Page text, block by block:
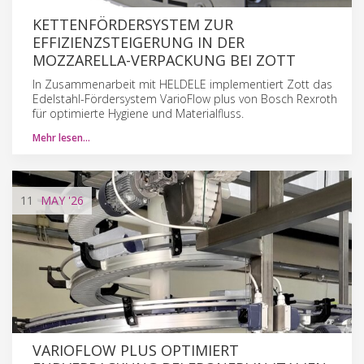
KETTENFÖRDERSYSTEM ZUR
EFFIZIENZSTEIGERUNG IN DER
MOZZARELLA-VERPACKUNG BEI ZOTT
In Zusammenarbeit mit HELDELE implementiert Zott das
Edelstahl-Fördersystem VarioFlow plus von Bosch Rexroth
für optimierte Hygiene und Materialfluss.
Mehr lesen…
11 MAY '26
VARIOFLOW PLUS OPTIMIERT